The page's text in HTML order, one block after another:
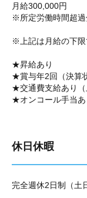
月給300,000円
※所定労働時間超過
※上記は月給の下限
★昇給あり
★賞与年2回（決算
★交通費支給あり（
★オンコール手当あ
休日休暇
完全週休2日制（土